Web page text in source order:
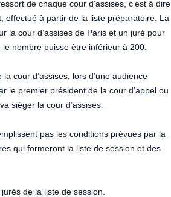
de chaque cour d’assises, c’est à dire
effectué à partir de la liste préparatoire. La
la cour d’assises de Paris et un juré pour
nombre puisse être inférieur à 200.
cour d’assises, lors d’une audience
le premier président de la cour d’appel ou
siéger la cour d’assises.
pas les conditions prévues par la
qui formeront la liste de session et des
de la liste de session.